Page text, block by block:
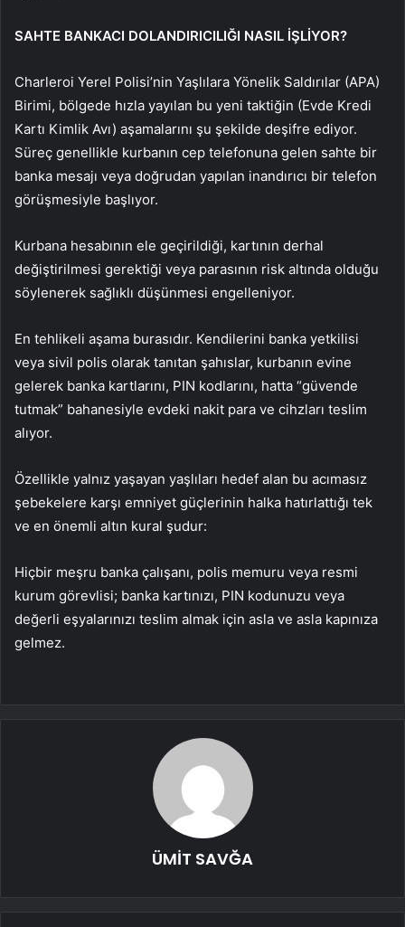
SAHTE BANKACI DOLANDIRICILIĞI NASIL İŞLİYOR?
Charleroi Yerel Polisi’nin Yaşlılara Yönelik Saldırılar (APA)
Birimi, bölgede hızla yayılan bu yeni taktiğin (Evde Kredi
Kartı Kimlik Avı) aşamalarını şu şekilde deşifre ediyor.
Süreç genellikle kurbanın cep telefonuna gelen sahte bir
banka mesajı veya doğrudan yapılan inandırıcı bir telefon
görüşmesiyle başlıyor.
Kurbana hesabının ele geçirildiği, kartının derhal
değiştirilmesi gerektiği veya parasının risk altında olduğu
söylenerek sağlıklı düşünmesi engelleniyor.
En tehlikeli aşama burasıdır. Kendilerini banka yetkilisi
veya sivil polis olarak tanıtan şahıslar, kurbanın evine
gelerek banka kartlarını, PIN kodlarını, hatta “güvende
tutmak” bahanesiyle evdeki nakit para ve cihzları teslim
alıyor.
Özellikle yalnız yaşayan yaşlıları hedef alan bu acımasız
şebekelere karşı emniyet güçlerinin halka hatırlattığı tek
ve en önemli altın kural şudur:
Hiçbir meşru banka çalışanı, polis memuru veya resmi
kurum görevlisi; banka kartınızı, PIN kodunuzu veya
değerli eşyalarınızı teslim almak için asla ve asla kapınıza
gelmez.
ÜMİT SAVĞA